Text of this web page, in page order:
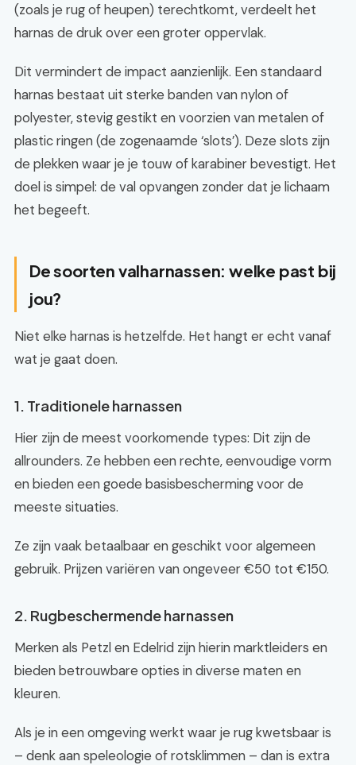
(zoals je rug of heupen) terechtkomt, verdeelt het
harnas de druk over een groter oppervlak.
Dit vermindert de impact aanzienlijk. Een standaard
harnas bestaat uit sterke banden van nylon of
polyester, stevig gestikt en voorzien van metalen of
plastic ringen (de zogenaamde ‘slots’). Deze slots zijn
de plekken waar je je touw of karabiner bevestigt. Het
doel is simpel: de val opvangen zonder dat je lichaam
het begeeft.
De soorten valharnassen: welke past bij
jou?
Niet elke harnas is hetzelfde. Het hangt er echt vanaf
wat je gaat doen.
1. Traditionele harnassen
Hier zijn de meest voorkomende types: Dit zijn de
allrounders. Ze hebben een rechte, eenvoudige vorm
en bieden een goede basisbescherming voor de
meeste situaties.
Ze zijn vaak betaalbaar en geschikt voor algemeen
gebruik. Prijzen variëren van ongeveer €50 tot €150.
2. Rugbeschermende harnassen
Merken als Petzl en Edelrid zijn hierin marktleiders en
bieden betrouwbare opties in diverse maten en
kleuren.
Als je in een omgeving werkt waar je rug kwetsbaar is
– denk aan speleologie of rotsklimmen – dan is extra